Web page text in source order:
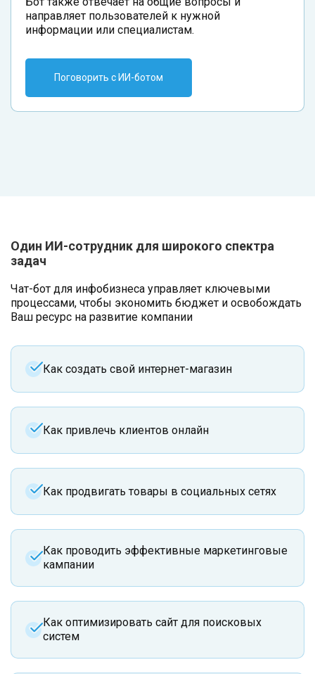
направляет пользователей к нужной
информации или специалистам.
Поговорить с ИИ-ботом
Один ИИ-сотрудник для широкого спектра
задач
Чат-бот для инфобизнеса управляет ключевыми
процессами, чтобы экономить бюджет и освобождать
Ваш ресурс на развитие компании
Как создать свой интернет-магазин
Как привлечь клиентов онлайн
Как продвигать товары в социальных сетях
Как проводить эффективные маркетинговые
кампании
Как оптимизировать сайт для поисковых
систем